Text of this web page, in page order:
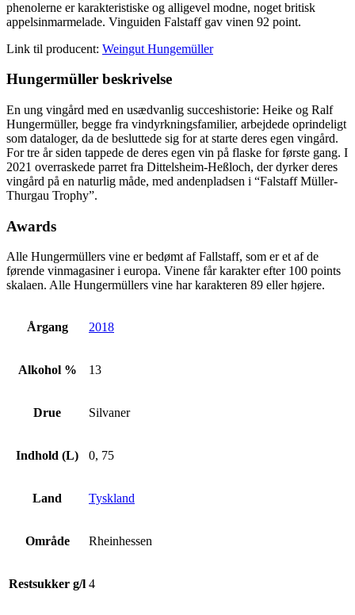
phenolerne er karakteristiske og alligevel modne, noget britisk
appelsinmarmelade. Vinguiden Falstaff gav vinen 92 point.
Link til producent: Weingut Hungemüller
Hungermüller beskrivelse
En ung vingård med en usædvanlig succeshistorie: Heike og Ralf
Hungermüller, begge fra vindyrkningsfamilier, arbejdede oprindeligt
som dataloger, da de besluttede sig for at starte deres egen vingård.
For tre år siden tappede de deres egen vin på flaske for første gang. I
2021 overraskede parret fra Dittelsheim-Heßloch, der dyrker deres
vingård på en naturlig måde, med andenpladsen i “Falstaff Müller-
Thurgau Trophy”.
Awards
Alle Hungermüllers vine er bedømt af Fallstaff, som er et af de
førende vinmagasiner i europa. Vinene får karakter efter 100 points
skalaen. Alle Hungermüllers vine har karakteren 89 eller højere.
Årgang 2018
Alkohol % 13
Drue Silvaner
Indhold (L) 0, 75
Land Tyskland
Område Rheinhessen
Restsukker g/l 4